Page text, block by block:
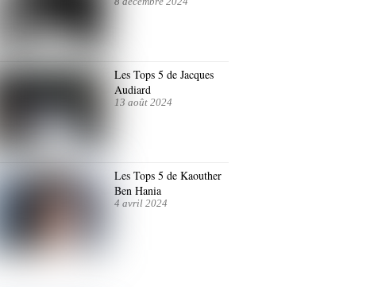
Les Tops 5 de Jacques
Audiard
13 août 2024
Les Tops 5 de Kaouther
Ben Hania
4 avril 2024